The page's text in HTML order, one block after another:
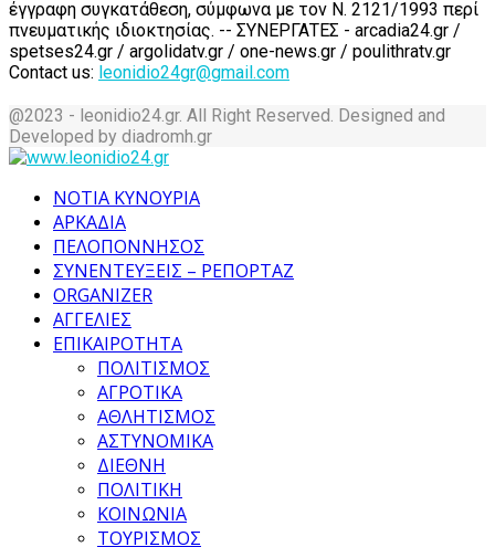
έγγραφη συγκατάθεση, σύμφωνα με τον Ν. 2121/1993 περί
πνευματικής ιδιοκτησίας. -- ΣΥΝΕΡΓΑΤΕΣ - arcadia24.gr /
spetses24.gr / argolidatv.gr / one-news.gr / poulithratv.gr
Contact us: leonidio24gr@gmail.com
@2023 - leonidio24.gr. All Right Reserved. Designed and
Developed by diadromh.gr
ΝΟΤΙΑ ΚΥΝΟΥΡΙΑ
ΑΡΚΑΔΙΑ
ΠΕΛΟΠΟΝΝΗΣΟΣ
ΣΥΝΕΝΤΕΥΞΕΙΣ – ΡΕΠΟΡΤΑΖ
ORGANIZER
ΑΓΓΕΛΙΕΣ
ΕΠΙΚΑΙΡΟΤΗΤΑ
ΠΟΛΙΤΙΣΜΟΣ
ΑΓΡΟΤΙΚΑ
ΑΘΛΗΤΙΣΜΟΣ
ΑΣΤΥΝΟΜΙΚΑ
ΔΙΕΘΝΗ
ΠΟΛΙΤΙΚΗ
ΚΟΙΝΩΝΙΑ
ΤΟΥΡΙΣΜΟΣ